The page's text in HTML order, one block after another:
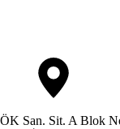
San. Sit. A Blok